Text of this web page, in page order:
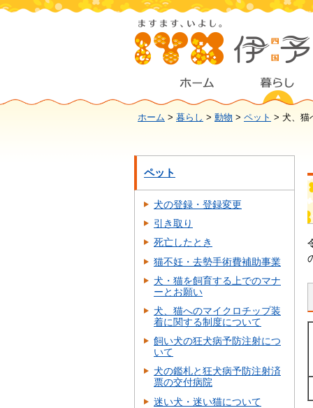
ホーム > 暮らし > 動物 > ペット > 犬、猫
ペット
犬の登録・登録変更
引き取り
死亡したとき
猫不妊・去勢手術費補助事業
犬・猫を飼育する上でのマナ
ーとお願い
犬、猫へのマイクロチップ装
着に関する制度について
飼い犬の狂犬病予防注射につ
いて
犬の鑑札と狂犬病予防注射済
票の交付病院
迷い犬・迷い猫について